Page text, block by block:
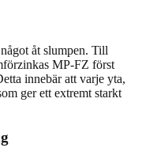
åt slumpen. Till
MP-FZ först
innebär att varje yta,
ger ett extremt starkt